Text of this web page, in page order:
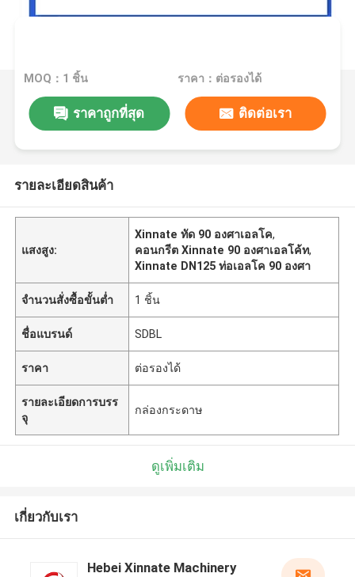
MOQ：1 ชิ้น ราคา：ต่อรองได้
ราคาถูกที่สุด ติดต่อเรา
รายละเอียดสินค้า
แสงสูง:
Xinnate ทัด 90 องศาเอลโค,
คอนกรีต Xinnate 90 องศาเอลโค้ท,
Xinnate DN125 ท่อเอลโค 90 องศา
จำนวนสั่งซื้อขั้นต่ำ 1 ชิ้น
ชื่อแบรนด์ SDBL
ราคา ต่อรองได้
รายละเอียดการบรร
จุ
กล่องกระดาษ
ดูเพิ่มเติม
เกี่ยวกับเรา
Hebei Xinnate Machinery